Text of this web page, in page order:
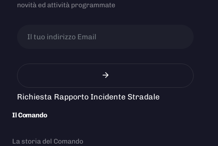
novità ed attività programmate
Richiesta Rapporto Incidente Stradale
Il Comando
La storia del Comando